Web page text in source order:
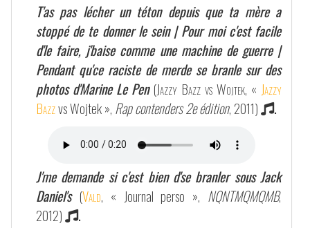
T'as pas lécher un téton depuis que ta mère a
stoppé de te donner le sein | Pour moi c'est facile
d'le faire, j'baise comme une machine de guerre |
Pendant qu'ce raciste de merde se branle sur des
photos d'Marine Le Pen (Jazzy Bazz vs Wojtek, « Jazzy
Bazzvs Wojtek », Rap contenders 2e édition, 2011) .
J'me demande si c'est bien d'se branler sous Jack
Daniel's (Vald, « Journal perso », NQNTMQMQMB,
2012)
.